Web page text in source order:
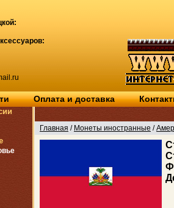
Оплата и доставка
Главная / Монеты иностранные /